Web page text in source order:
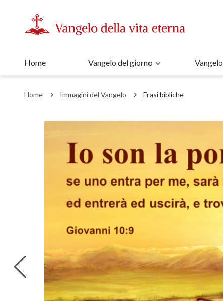
Home Vangelo del giorno Vangelo
Home Immagini del Vangelo Frasi bibliche